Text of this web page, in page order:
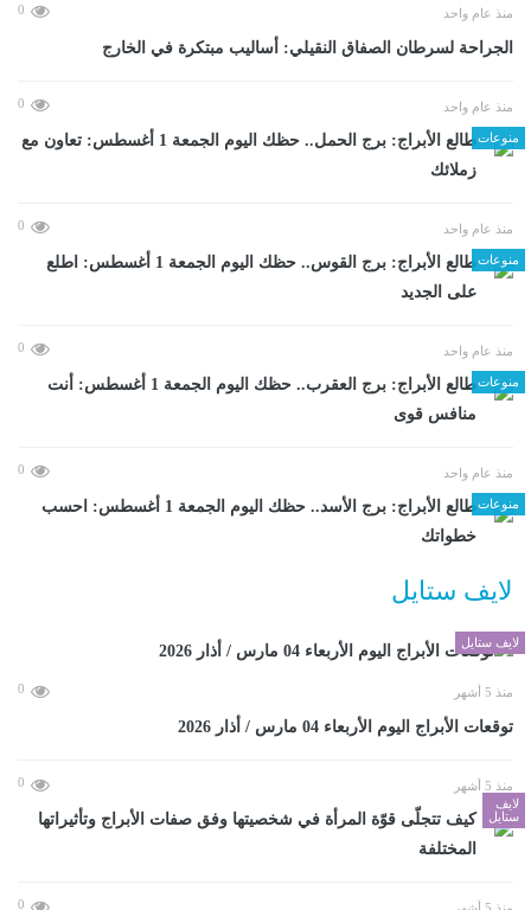
منذ عام واحد 0
الجراحة لسرطان الصفاق النقيلي: أساليب مبتكرة في الخارج
منذ عام واحد 0
منوعات
طالع الأبراج: برج الحمل.. حظك اليوم الجمعة 1 أغسطس: تعاون مع
زملائك
منذ عام واحد 0
منوعات
طالع الأبراج: برج القوس.. حظك اليوم الجمعة 1 أغسطس: اطلع
على الجديد
منذ عام واحد 0
منوعات
طالع الأبراج: برج العقرب.. حظك اليوم الجمعة 1 أغسطس: أنت
منافس قوى
منذ عام واحد 0
منوعات
طالع الأبراج: برج الأسد.. حظك اليوم الجمعة 1 أغسطس: احسب
خطواتك
لايف ستايل
لايف ستايل
منذ 5 أشهر 0
توقعات الأبراج اليوم الأربعاء 04 مارس / أذار 2026
منذ 5 أشهر
0
لايف
ستايل
كيف تتجلّى قوّة المرأة في شخصيتها وفق صفات الأبراج وتأثيراتها
المختلفة
0